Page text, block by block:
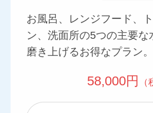
お風呂、レンジフード、
ン、洗面所の5つの主要な
磨き上げるお得なプラン。
58,000円 （